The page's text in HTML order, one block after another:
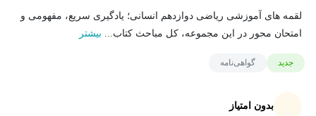
لقمه های آموزشی ریاضی دوازدهم انسانی؛ یادگیری سریع، مفهومی و
امتحان محور در این مجموعه، کل مباحث کتاب... بیشتر
جدید گواهی‌نامه
بدون امتیاز